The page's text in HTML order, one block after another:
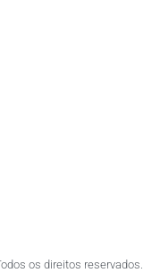
os direitos reservados.